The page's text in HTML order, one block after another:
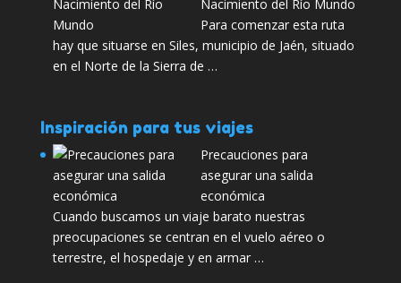
Nacimiento del Río Mundo
Para comenzar esta ruta
hay que situarse en Siles, municipio de Jaén, situado
en el Norte de la Sierra de …
Inspiración para tus viajes
Precauciones para
asegurar una salida
económica
Cuando buscamos un viaje barato nuestras
preocupaciones se centran en el vuelo aéreo o
terrestre, el hospedaje y en armar …